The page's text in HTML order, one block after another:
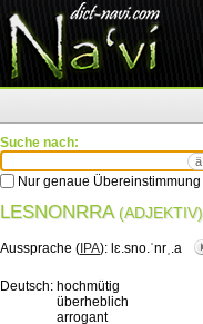
Suche nach:
ä
Nur genaue Übereinstimmung
LESNONRRA (ADJEKTIV)
Aussprache ( IPA): lɛ.sno.ˈnrˌ.a
Deutsch: hochmütig
überheblich
arrogant